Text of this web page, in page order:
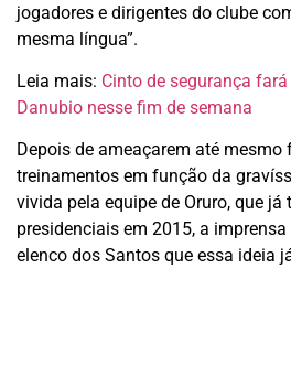
jogadores e dirigentes do clube
mesma língua”.
Leia mais: Cinto de segurança
Danubio nesse fim de semana
Depois de ameaçarem até mesmo
treinamentos em função da
vivida pela equipe de Oruro, que já
presidenciais em 2015, a
elenco dos Santos que essa ideia